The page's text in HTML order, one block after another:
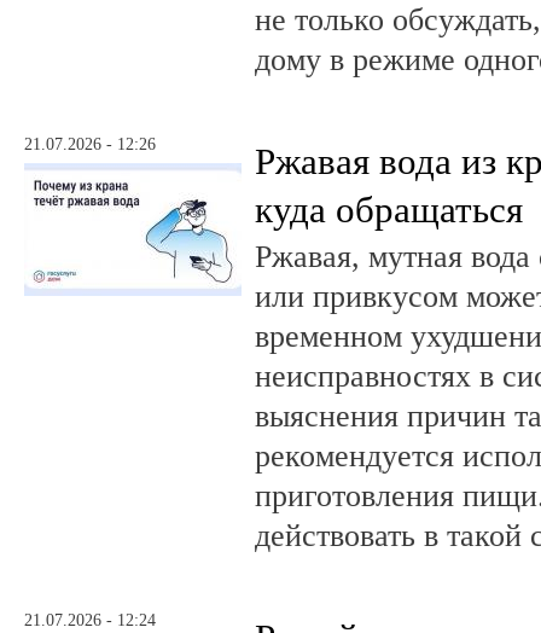
не только
дому в режиме
21.07.2026 - 12:26
Ржавая вода из
куда обращаться
Ржавая, мутная
или привкусом
временном
неисправностях в
выяснения причин
рекомендуется
приготовления
действовать в такой
21.07.2026 - 12:24